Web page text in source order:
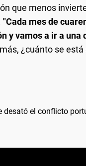
que menos
"Cada mes de
y vamos a ir a una
¿cuánto se
desató el conflicto